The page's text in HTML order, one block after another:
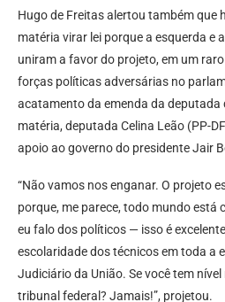
Hugo de Freitas alertou também que
matéria virar lei porque a esquerda e
uniram a favor do projeto, em um
forças políticas adversárias no
acatamento da emenda da deputada
matéria, deputada Celina Leão (PP-
apoio ao governo do presidente Jair
“Não vamos nos enganar. O projeto
porque, me parece, todo mundo está
eu falo dos políticos — isso é
escolaridade dos técnicos em toda a
Judiciário da União. Se você tem
tribunal federal? Jamais!”, projetou.